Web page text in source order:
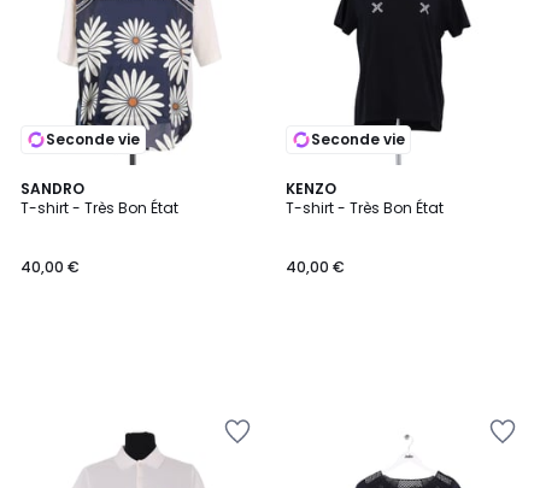
Seconde vie
SANDRO
T-shirt - Très Bon État
40,00 €
Seconde vie
KENZO
T-shirt - Très Bon État
40,00 €